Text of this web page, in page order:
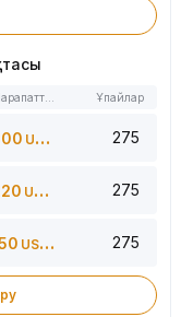
Ұпайлар
USDT 275
USDT 275
USDT 275